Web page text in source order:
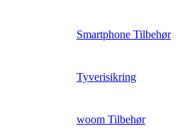
Smartphone Tilbehør
Tyverisikring
woom Tilbehør